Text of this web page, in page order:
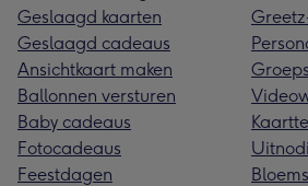
Geslaagd kaarten
Geslaagd cadeaus
Ansichtkaart maken
Ballonnen versturen
Baby cadeaus
Fotocadeaus
Feestdagen